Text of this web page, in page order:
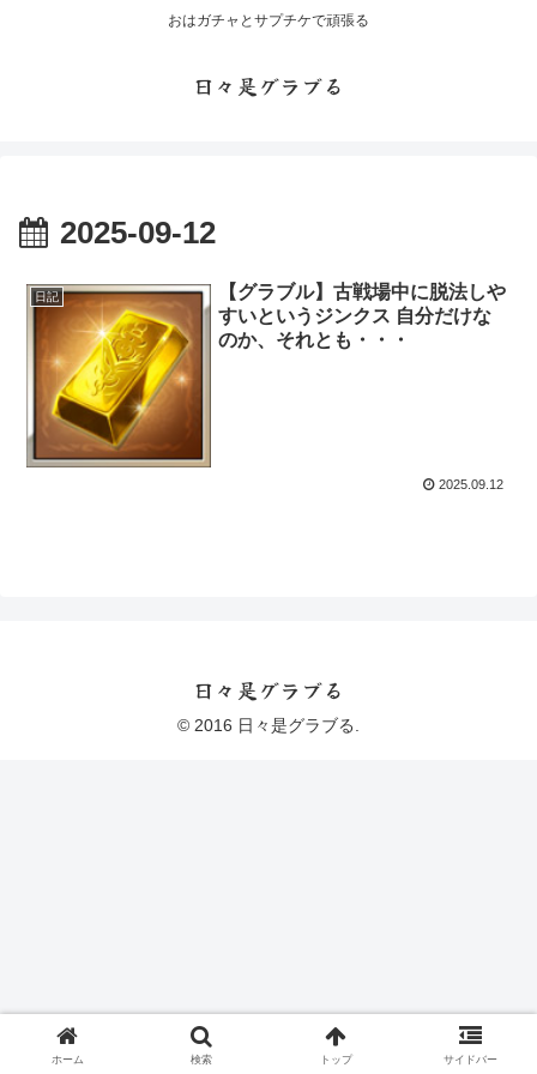
おはガチャとサプチケで頑張る
日々是グラブる
2025-09-12
日記
【グラブル】古戦場中に脱法しや
すいというジンクス 自分だけな
のか、それとも・・・
2025.09.12
日々是グラブる
© 2016 日々是グラブる.
ホーム 検索 トップ サイドバー